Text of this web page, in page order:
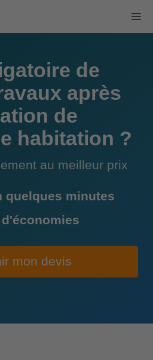
de
après
de
habitation ?
au meilleur prix
quelques minutes
mon devis